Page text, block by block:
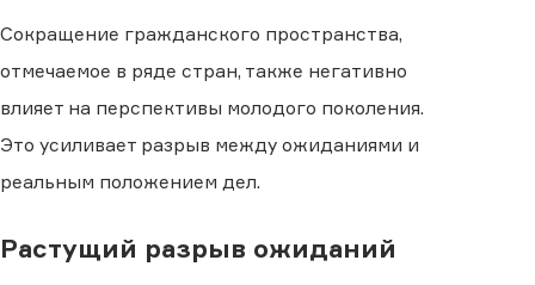
Сокращение гражданского пространства,
отмечаемое в ряде стран, также негативно
влияет на перспективы молодого поколения.
Это усиливает разрыв между ожиданиями и
реальным положением дел.
Растущий разрыв ожиданий